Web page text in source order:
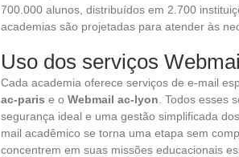
700.000 alunos, distribuídos em 2.700
academias são projetadas para atender às
Uso dos serviços
Cada academia oferece serviços de e-mail
ac-paris e o Webmail ac-lyon . Todos esses
segurança ideal e uma gestão simplificada
mail acadêmico se torna uma etapa sem
concentrem em suas missões educacionais